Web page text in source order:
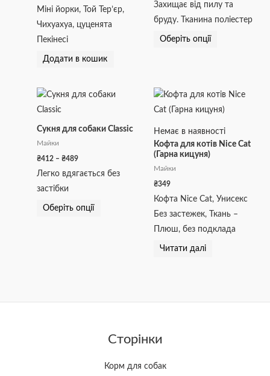
Міні йорки, Той Тер’єр,
Чихуахуа, цуценята
Пекінесі
Додати в кошик
Захищає від пилу та
бруду. Тканина поліестер
Оберіть опції
на
Сукня для собаки Classic
Майки
₴412 – ₴489
Діапазон
до
Легко вдягається без
застібки
Оберіть опції
Цей
має
Параметри
Немає в наявності
Кофта для котів Nice Cat
(Гарна кицуня)
Майки
₴349
Кофта Nice Cat, Унисекс
Без застежек, Ткань –
Плюш, без подклада
Читати далі
Сторінки
Корм для собак